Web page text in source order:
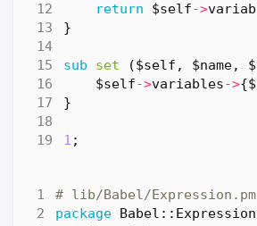
return
$self->
}
sub set
($self, $name,
$self->variables->{
}
1 ;
# lib/Babel/Expression.pm
package
Babel::Expression